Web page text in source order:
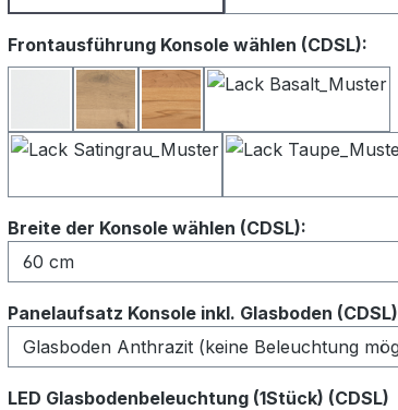
Frontausführung Konsole wählen (CDSL):
BalkeneicheKernbuche
Breite der Konsole wählen (CDSL):
Panelaufsatz Konsole inkl. Glasboden (CDSL)
LED Glasbodenbeleuchtung (1Stück) (CDSL)